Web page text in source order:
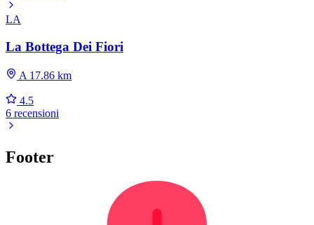
LA
La Bottega Dei Fiori
A 17.86 km
4.5
6 recensioni
Footer